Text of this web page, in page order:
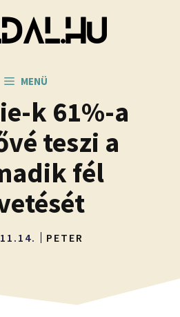
MENÜ
k 61%-a
teszi a
fél
PETER